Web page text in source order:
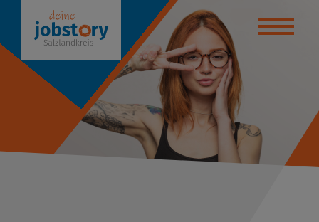
deinen Weg!